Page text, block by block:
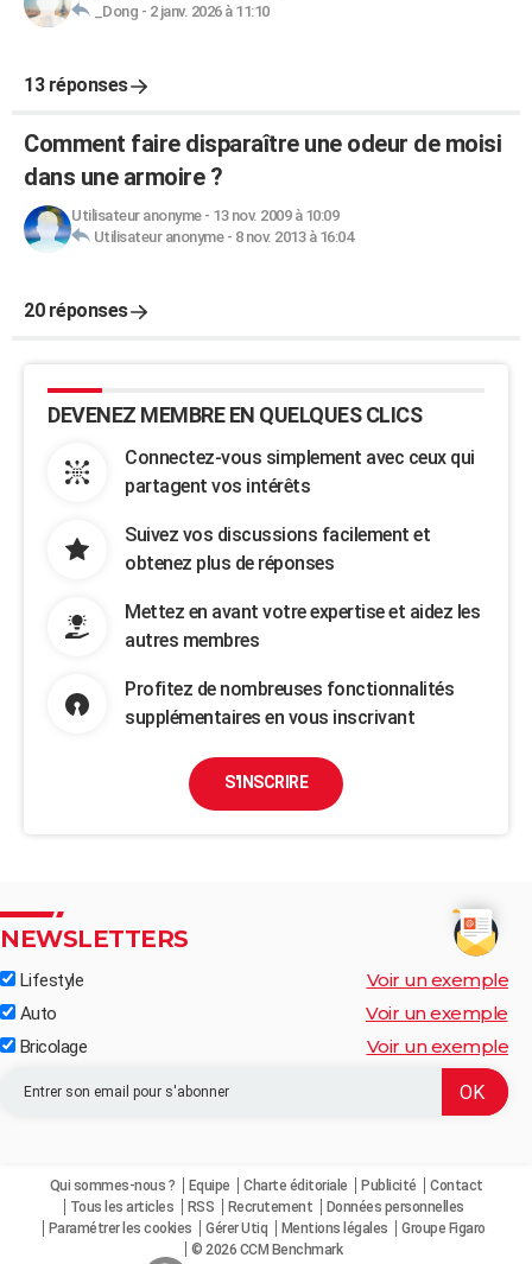
_Dong - 2 janv. 2026 à 11:10
13 réponses
Comment faire disparaître une odeur de moisi
dans une armoire ?
Utilisateur anonyme- 13 nov. 2009 à 10:09
Utilisateur anonyme- 8 nov. 2013 à 16:04
20 réponses
DEVENEZ MEMBRE EN QUELQUES CLICS
Connectez-vous simplement avec ceux qui
partagent vos intérêts
Suivez vos discussions facilement et
obtenez plus de réponses
Mettez en avant votre expertise et aidez les
autres membres
Profitez de nombreuses fonctionnalités
supplémentaires en vous inscrivant
S'INSCRIRE
NEWSLETTERS
Lifestyle Voir un exemple
Auto Voir un exemple
Bricolage Voir un exemple
Qui sommes-nous ? Equipe Charte éditoriale Publicité
Contact
Tous les articles
RSS Recrutement
Données personnelles
Paramétrer les cookies
Gérer Utiq Mentions légales
Groupe Figaro
© 2026 CCM Benchmark